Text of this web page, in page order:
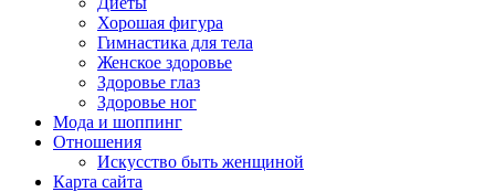
Хорошая фигура
Гимнастика для тела
Женское здоровье
Здоровье глаз
Здоровье ног
Мода и шоппинг
Отношения
Искусство быть женщиной
Карта сайта